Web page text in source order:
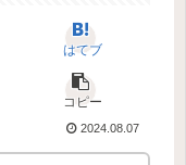
はてブ
コピー
2024.08.07